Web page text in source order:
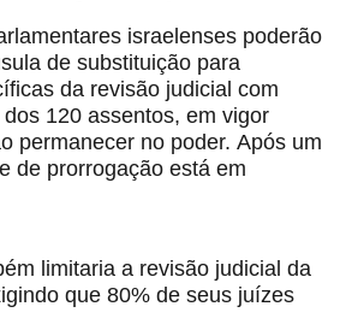
israelenses poderão
de substituição para
da revisão judicial com
120 assentos, em vigor
permanecer no poder. Após um
de prorrogação está em
limitaria a revisão judicial da
que 80% de seus juízes